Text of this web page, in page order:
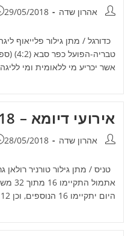
מחבר:אהרון שדה פורסם:
29/05/2018
אשר יכריע מי ללאומית ומי
אירועי דיומא – 28.05.2018
מחבר:אהרון שדה פורסם:
28/05/2018
היום יתקיימו 16 הנוספים, וכן 12 מתוך 32…